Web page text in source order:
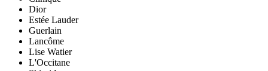
Dior
Estée Lauder
Guerlain
Lancôme
Lise Watier
L'Occitane